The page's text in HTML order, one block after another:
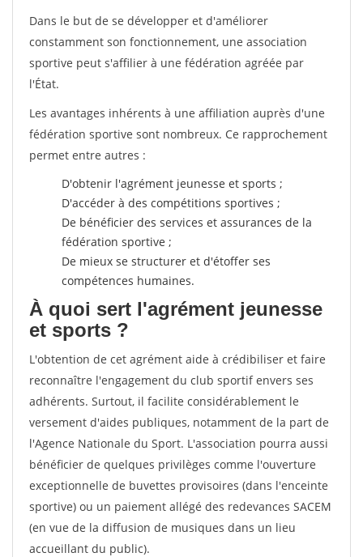
Dans le but de se développer et d'améliorer
constamment son fonctionnement, une association
sportive peut s'affilier à une fédération agréée par
l'État.
Les avantages inhérents à une affiliation auprès d'une
fédération sportive sont nombreux. Ce rapprochement
permet entre autres :
D'obtenir l'agrément jeunesse et sports ;
D'accéder à des compétitions sportives ;
De bénéficier des services et assurances de la
fédération sportive ;
De mieux se structurer et d'étoffer ses
compétences humaines.
À quoi sert l'agrément jeunesse
et sports ?
L'obtention de cet agrément aide à crédibiliser et faire
reconnaître l'engagement du club sportif envers ses
adhérents. Surtout, il facilite considérablement le
versement d'aides publiques, notamment de la part de
l'Agence Nationale du Sport. L'association pourra aussi
bénéficier de quelques privilèges comme l'ouverture
exceptionnelle de buvettes provisoires (dans l'enceinte
sportive) ou un paiement allégé des redevances SACEM
(en vue de la diffusion de musiques dans un lieu
accueillant du public).